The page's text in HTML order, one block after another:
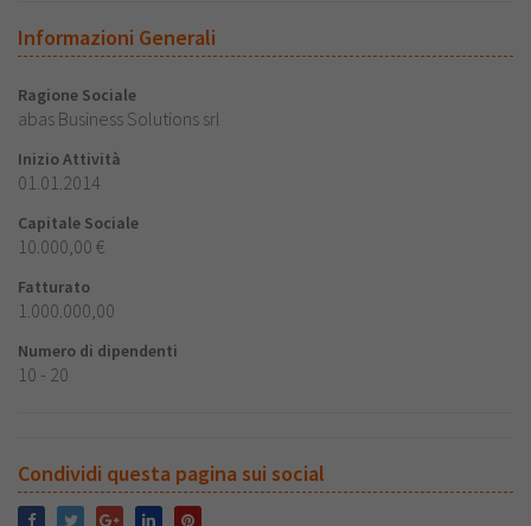
Informazioni Generali
Ragione Sociale
abas Business Solutions srl
Inizio Attività
01.01.2014
Capitale Sociale
10.000,00 €
Fatturato
1.000.000,00
Numero di dipendenti
10 - 20
Condividi questa pagina sui social